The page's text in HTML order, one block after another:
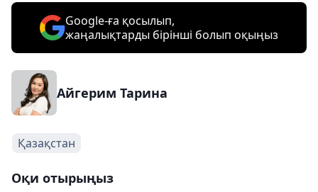
Google-ға қосылып,
жаңалықтарды бірінші болып оқыңыз
Айгерим Тарина
Қазақстан
Оқи отырыңыз